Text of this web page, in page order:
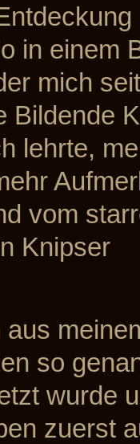
in einem
mich
Bildende
lehrte,
vom
Knipser
so
wurde
zuerst